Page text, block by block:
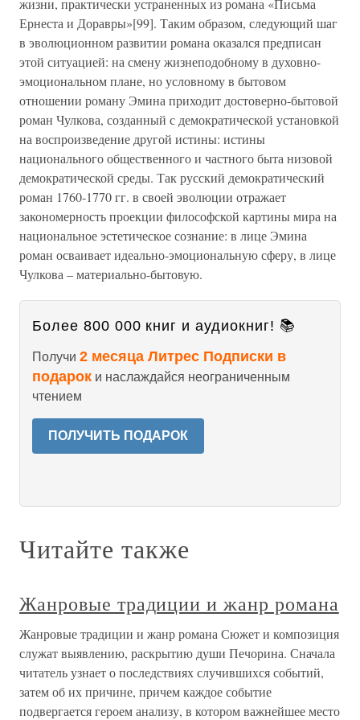
жизни, практически устраненных из романа «Письма
Ернеста и Доравры»[99]. Таким образом, следующий шаг
в эволюционном развитии романа оказался предписан
этой ситуацией: на смену жизнеподобному в духовно-
эмоциональном плане, но условному в бытовом
отношении роману Эмина приходит достоверно-бытовой
роман Чулкова, созданный с демократической установкой
на воспроизведение другой истины: истины
национального общественного и частного быта низовой
демократической среды. Так русский демократический
роман 1760-1770 гг. в своей эволюции отражает
закономерность проекции философской картины мира на
национальное эстетическое сознание: в лице Эмина
роман осваивает идеально-эмоциональную сферу, в лице
Чулкова – материально-бытовую.
Более 800 000 книг и аудиокниг! 📚
Получи 2 месяца Литрес Подписки в
подарок и наслаждайся неограниченным
чтением
ПОЛУЧИТЬ ПОДАРОК
Читайте также
Жанровые традиции и жанр романа
Жанровые традиции и жанр романа Сюжет и композиция
служат выявлению, раскрытию души Печорина. Сначала
читатель узнает о последствиях случившихся событий,
затем об их причине, причем каждое событие
подвергается героем анализу, в котором важнейшее место